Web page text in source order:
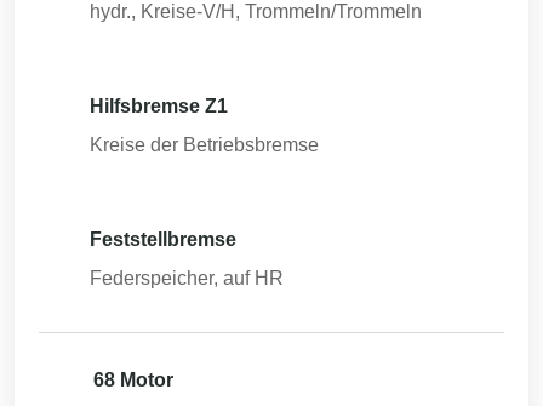
hydr., Kreise-V/H, Trommeln/Trommeln
Hilfsbremse Z1
Kreise der Betriebsbremse
Feststellbremse
Federspeicher, auf HR
68 Motor